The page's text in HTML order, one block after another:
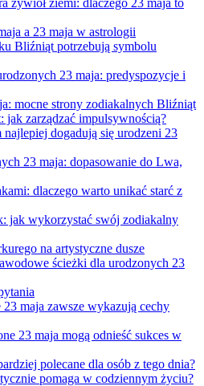
a 23 maja w astrologii
Bliźniąt potrzebują symbolu
23 maja: predyspozycje i
mocne strony zodiakalnych Bliźniąt
jak zarządzać impulsywnością?
dogadują się urodzeni 23
23 maja: dopasowanie do Lwa,
dlaczego warto unikać starć z
jak wykorzystać swój zodiakalny
na artystyczne dusze
ścieżki dla urodzonych 23
maja zawsze wykazują cechy
23 maja mogą odnieść sukces w
polecane dla osób z tego dnia?
pomaga w codziennym życiu?